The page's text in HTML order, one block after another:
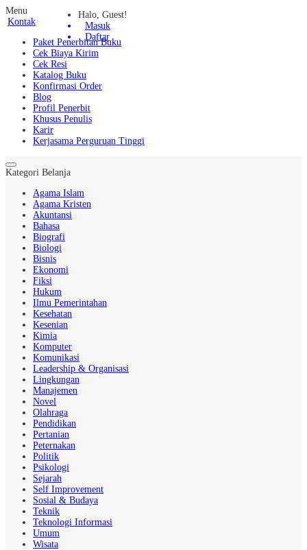
Menu
Kontak
Paket Penerbitan Buku
Cek Biaya Kirim
Cek Resi
Katalog Buku
Konfirmasi Order
Blog
Profil Penerbit
Khusus Penulis
Karir
Kerjasama Perguruan Tinggi
Kategori Belanja
Agama Islam
Agama Kristen
Akuntansi
Bahasa
Biografi
Biologi
Bisnis
Ekonomi
Fiksi
Hukum
Ilmu Pemerintahan
Kesehatan
Kesenian
Kimia
Komputer
Komunikasi
Leadership & Organisasi
Lingkungan
Manajemen
Novel
Olahraga
Pendidikan
Pertanian
Peternakan
Politik
Psikologi
Sejarah
Self Improvement
Sosial & Budaya
Teknik
Teknologi Informasi
Umum
Wisata
Halo, Guest!
Masuk
Daftar